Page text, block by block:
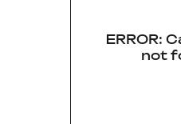
ERROR:
not